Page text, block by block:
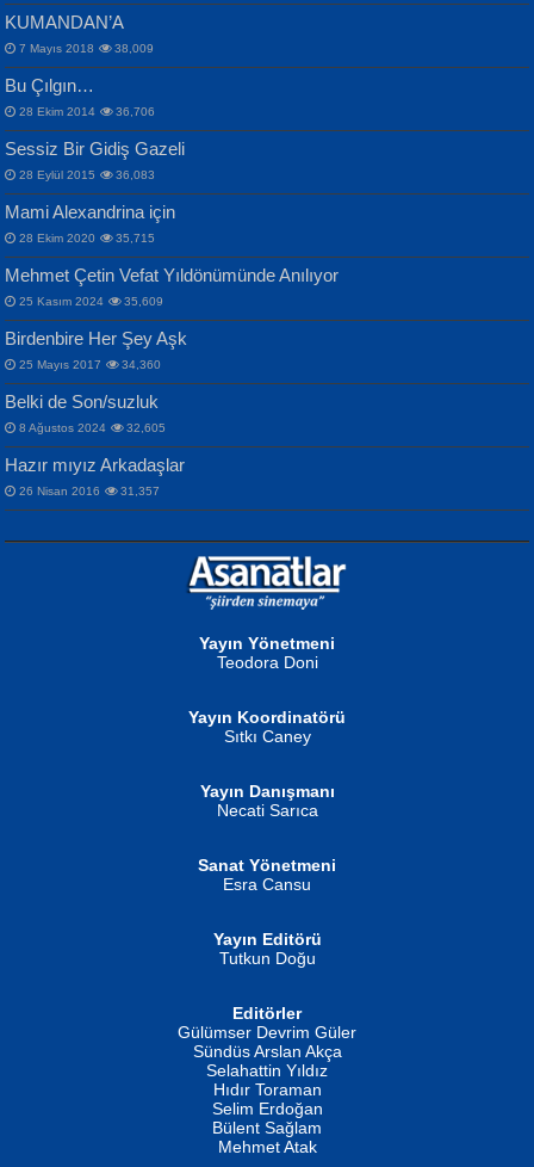
İPEK ACAR SERT
Gazze’nin Şecaati, Ümmetin İmtihanı...
MAHMUT GÜRBÜZ
İbrahim Olmak ve Bitirebilmek...
NURAN KÖSE BAYDAR
İSMAİL OKUTAN
Erkeklerin Kahrolması Ne Demektir
Selahattin Yıldız
İdrakimle Üşürken...
Songül Özel
Mahzen...
Ben Deniz Değilim ki...
Evvel Zaman Tanrıçası...
ERDEM BAYAZIT
Sana, Bana, Vatanıma, Ülkemin
İnsanlarına Dair...
NAZIM HİKMET RAN
Bir Cezaevinde, Tecritteki Adamın
Mektupları...
KUMANDAN’A
7 Mayıs 2018 38,009
Bu Çılgın…
28 Ekim 2014 36,706
Sessiz Bir Gidiş Gazeli
28 Eylül 2015 36,083
Mami Alexandrina için
28 Ekim 2020 35,715
Mehmet Çetin Vefat Yıldönümünde Anılıyor
25 Kasım 2024 35,609
Birdenbire Her Şey Aşk
25 Mayıs 2017 34,360
Belki de Son/suzluk
8 Ağustos 2024 32,605
Hazır mıyız Arkadaşlar
26 Nisan 2016 31,357
Yayın Yönetmeni
Teodora Doni
Yayın Koordinatörü
Sıtkı Caney
Yayın Danışmanı
Necati Sarıca
Sanat Yönetmeni
Esra Cansu
Yayın Editörü
Tutkun Doğu
Editörler
Gülümser Devrim Güler
Sündüs Arslan Akça
Selahattin Yıldız
Hıdır Toraman
Selim Erdoğan
Bülent Sağlam
Mehmet Atak